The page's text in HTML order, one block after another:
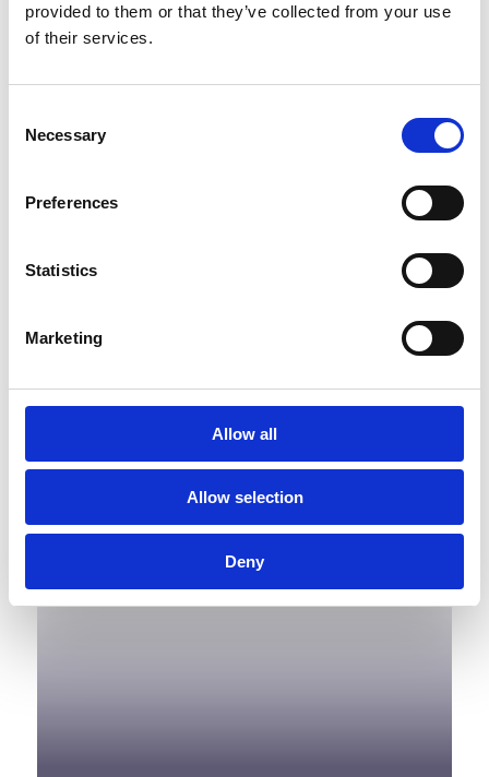
provided to them or that they’ve collected from your use
of their services.
Selection
Necessary
Preferences
Statistics
Marketing
Allow all
Allow selection
Deny
Takomläggning
Takrenovering